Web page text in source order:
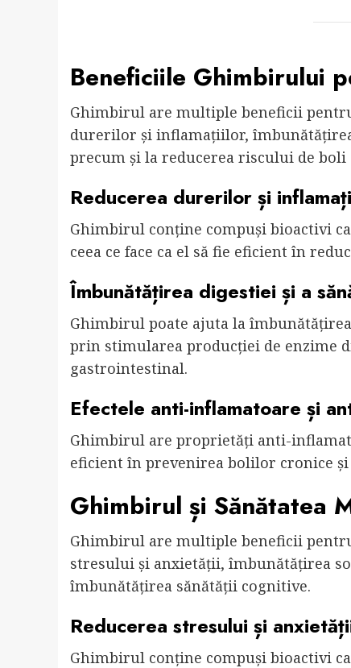
Beneficiile Ghimbirului
Ghimbirul are multiple beneficii
durerilor și inflamațiilor,
precum și la reducerea riscului de boli
Reducerea durerilor și
Ghimbirul conține compuși bioactivi
ceea ce face ca el să fie eficient în
Îmbunătățirea digestiei și a
Ghimbirul poate ajuta la
prin stimularea producției de enzime
gastrointestinal.
Efectele anti-inflamatoare și
Ghimbirul are proprietăți anti-
eficient în prevenirea bolilor cronice
Ghimbirul și Sănătatea
Ghimbirul are multiple beneficii
stresului și anxietății, îmbunătățirea
îmbunătățirea sănătății cognitive.
Reducerea stresului și
Ghimbirul conține compuși bioactivi